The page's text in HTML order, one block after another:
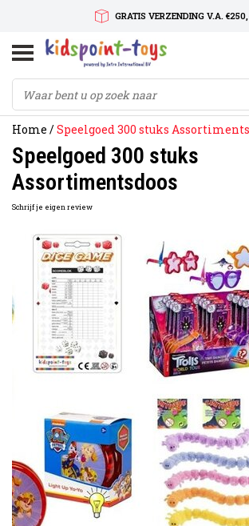
GRATIS VERZENDING V.A.
SNELLE LEVERTIJD
SERVICE OP MAAT
Home /Speelgoed 300 stuks
Speelgoed 300 stuks
Assortimentsdoos
Schrijf je eigen review